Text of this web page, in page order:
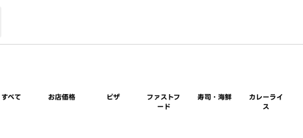
すべて お店価格 ピザ
ファストフ
ード
寿司・海鮮
カレーライ
ス